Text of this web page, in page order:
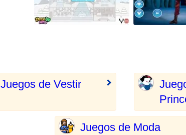
Juegos de Vestir
Juegos de Moda